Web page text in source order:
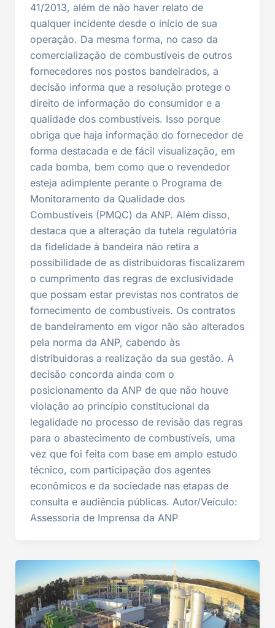
41/2013, além de não haver relato de
qualquer incidente desde o início de sua
operação. Da mesma forma, no caso da
comercialização de combustíveis de outros
fornecedores nos postos bandeirados, a
decisão informa que a resolução protege o
direito de informação do consumidor e a
qualidade dos combustíveis. Isso porque
obriga que haja informação do fornecedor de
forma destacada e de fácil visualização, em
cada bomba, bem como que o revendedor
esteja adimplente perante o Programa de
Monitoramento da Qualidade dos
Combustíveis (PMQC) da ANP. Além disso,
destaca que a alteração da tutela regulatória
da fidelidade à bandeira não retira a
possibilidade de as distribuidoras fiscalizarem
o cumprimento das regras de exclusividade
que possam estar previstas nos contratos de
fornecimento de combustíveis. Os contratos
de bandeiramento em vigor não são alterados
pela norma da ANP, cabendo às
distribuidoras a realização da sua gestão. A
decisão concorda ainda com o
posicionamento da ANP de que não houve
violação ao princípio constitucional da
legalidade no processo de revisão das regras
para o abastecimento de combustíveis, uma
vez que foi feita com base em amplo estudo
técnico, com participação dos agentes
econômicos e da sociedade nas etapas de
consulta e audiência públicas. Autor/Veículo:
Assessoria de Imprensa da ANP